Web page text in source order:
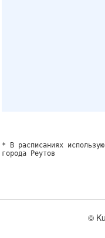
* В расписаниях
города Реутов
©